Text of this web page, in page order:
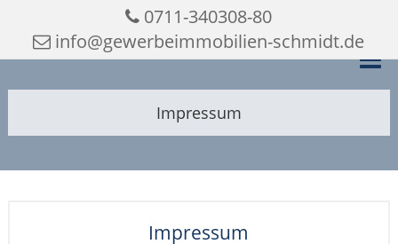
0711-340308-80
info@gewerbeimmobilien-schmidt.de
Impressum
Impressum